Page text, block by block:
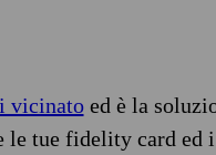
vicinatoed è la
tue fidelity card ed